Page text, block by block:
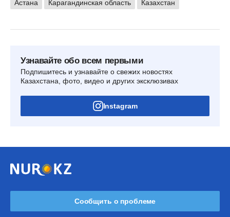
Астана Карагандинская область Казахстан
Узнавайте обо всем первыми
Подпишитесь и узнавайте о свежих новостях
Казахстана, фото, видео и других эксклюзивах
Instagram
Сообщить о проблеме